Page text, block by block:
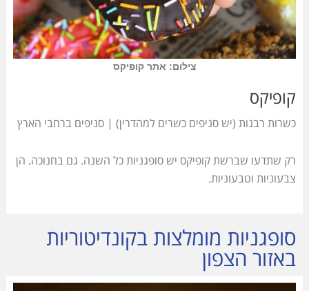
צילום: אתר קופיקס
קופיקס
כשרות רבנות (יש סניפים כשרים למהדרין) | סניפים ברחבי הארץ
רק שתדעו שברשת קופיקס יש סופגניות כל השנה. גם בחנוכה. הן
צבעוניות וטבעוניות.
סופגניות מומלצות בקונדיטוריות
באזור הצפון